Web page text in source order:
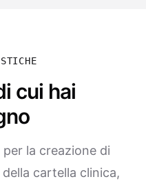
cui hai
la creazione di
cartella clinica,